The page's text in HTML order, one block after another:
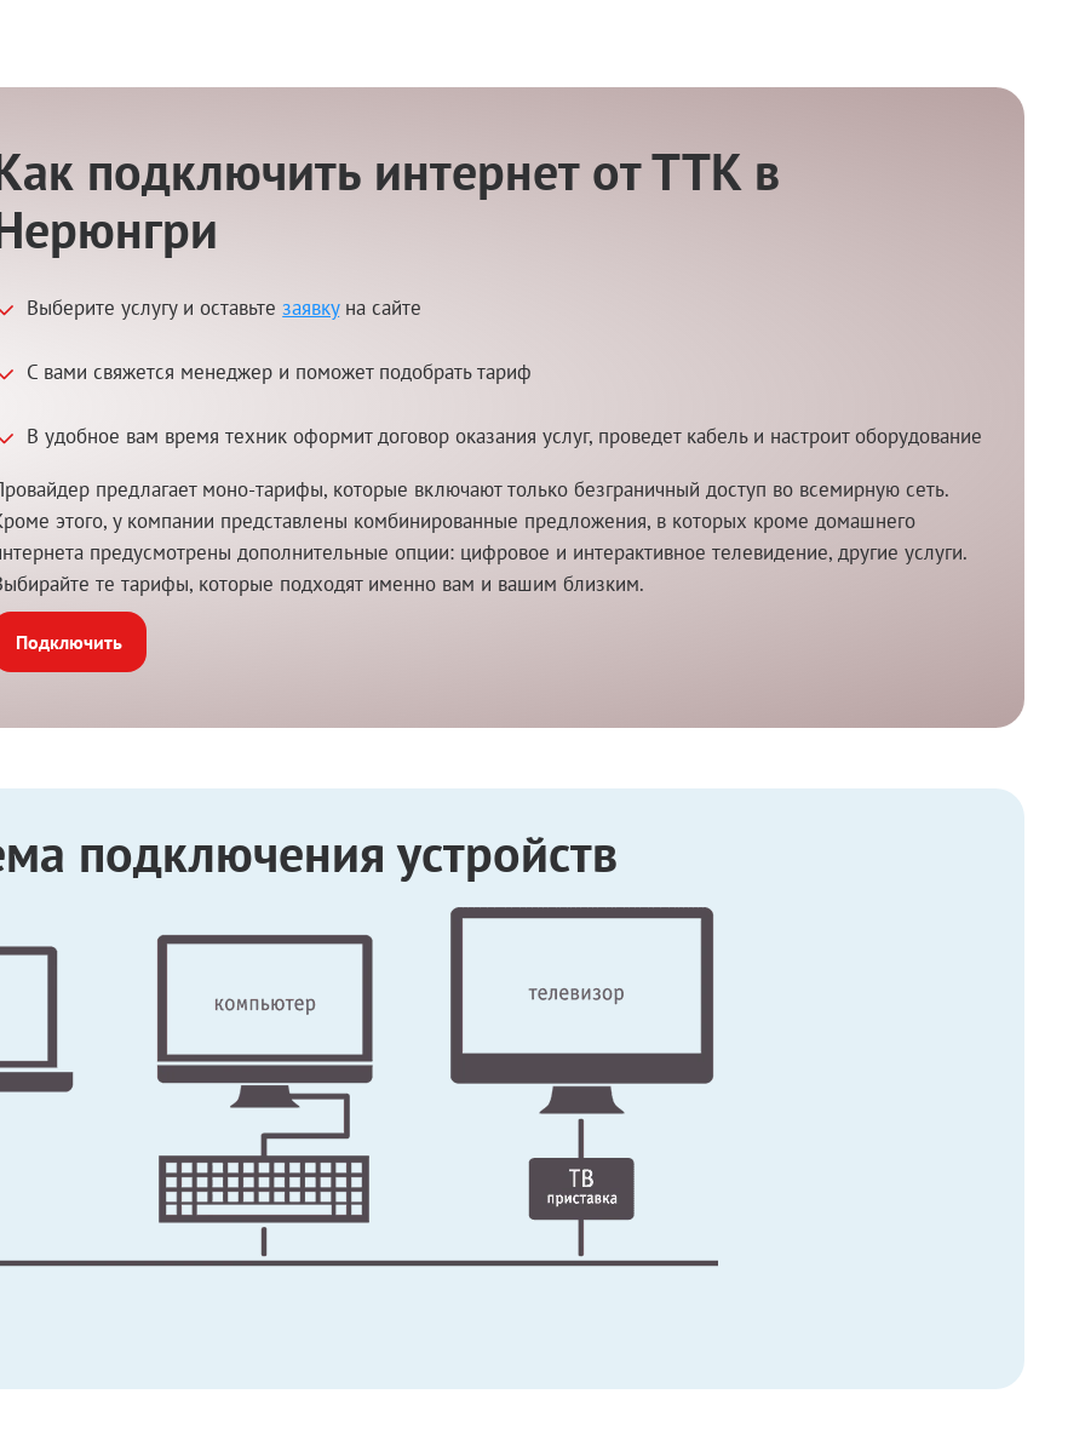
подключить интернет от ТТК в
Выберите услугу и оставьтезаявкуна сайте
С вами свяжется менеджер и поможет подобрать тариф
В удобное вам время техник оформит договор оказания услуг, проведет кабель и настроит оборудование
предлагает моно-тарифы, которые включают только безграничный доступ во всемирную сеть.
этого, у компании представлены комбинированные предложения, в которых кроме домашнего
предусмотрены дополнительные опции: цифровое и интерактивное телевидение, другие услуги.
те тарифы, которые подходят именно вам и вашим близким.
Подключить
подключения устройств